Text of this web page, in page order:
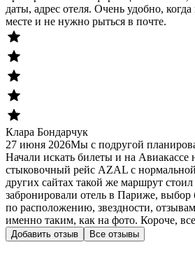
даты, адрес отеля. Очень удобно,
месте и не нужно рыться в почте.
Клара Бондарчук
27 июня 2026Мы с подругой
Начали искать билеты и на
стыковочный рейс AZAL с
других сайтах такой же маршрут
забронировали отель в Париже,
по расположению, звездности,
именно таким, как на фото. Короче,
Добавить отзыв Все отзывы